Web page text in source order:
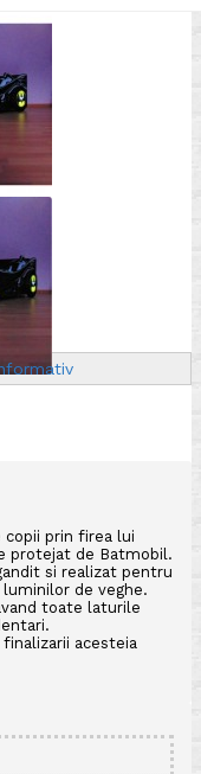
prin firea lui
protejat de Batmobil.
si realizat pentru
de veghe.
toate laturile
acesteia